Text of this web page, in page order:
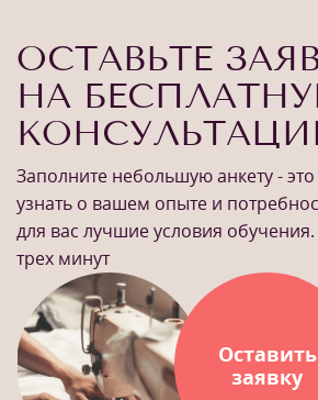
ОСТАВЬТЕ
НА
Заполните небольшую анкету -
узнать о вашем опыте и
для вас лучшие условия
трех минут
Оставить
заявку